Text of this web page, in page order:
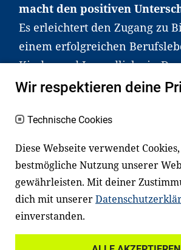
macht den positiven
Es erleichtert den Zugang zu
einem erfolgreichen
Kinder und Jugendliche in
haben aber große
an Familien sowie an
Fachexpert*innen. Dafür
mit Ministerien,
Einrichtungen, Verbänden,
und anderen Stiftungen
Wir respektieren deine
Technische Cookies
Diese Webseite verwendet
bestmögliche Nutzung unserer
gewährleisten. Mit deiner
dich mit unserer
einverstanden.